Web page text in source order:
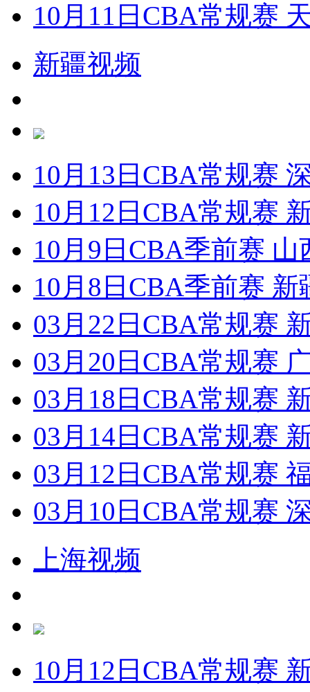
10月11日CBA常规赛
新疆视频
10月13日CBA常规赛
10月12日CBA常规赛
10月9日CBA季前赛
10月8日CBA季前赛
03月22日CBA常规赛
03月20日CBA常规赛
03月18日CBA常规赛
03月14日CBA常规赛
03月12日CBA常规赛
03月10日CBA常规赛
上海视频
10月12日CBA常规赛